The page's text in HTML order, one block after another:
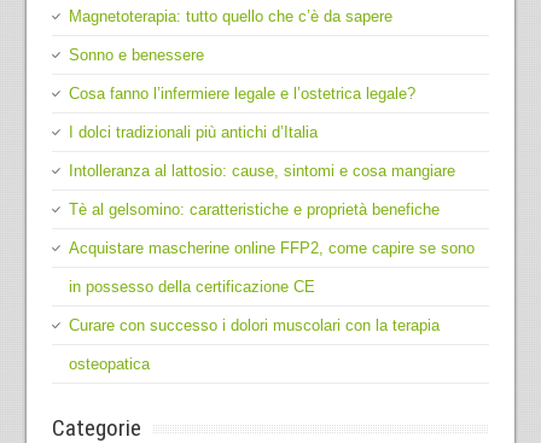
Magnetoterapia: tutto quello che c’è da sapere
Sonno e benessere
Cosa fanno l’infermiere legale e l’ostetrica legale?
I dolci tradizionali più antichi d’Italia
Intolleranza al lattosio: cause, sintomi e cosa mangiare
Tè al gelsomino: caratteristiche e proprietà benefiche
Acquistare mascherine online FFP2, come capire se sono
in possesso della certificazione CE
Curare con successo i dolori muscolari con la terapia
osteopatica
Categorie